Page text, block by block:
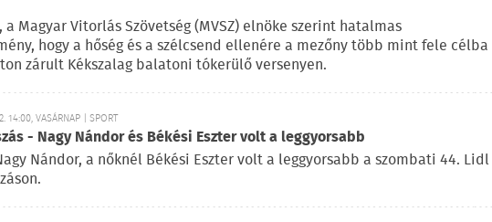
a Magyar Vitorlás Szövetség (MVSZ) elnöke szerint hatalmas
hogy a hőség és a szélcsend ellenére a mezőny több mint fele célba
zárult Kékszalag balatoni tókerülő versenyen.
14:00, VASÁRNAP | SPORT
- Nagy Nándor és Békési Eszter volt a leggyorsabb
Nándor, a nőknél Békési Eszter volt a leggyorsabb a szombati 44. Lidl